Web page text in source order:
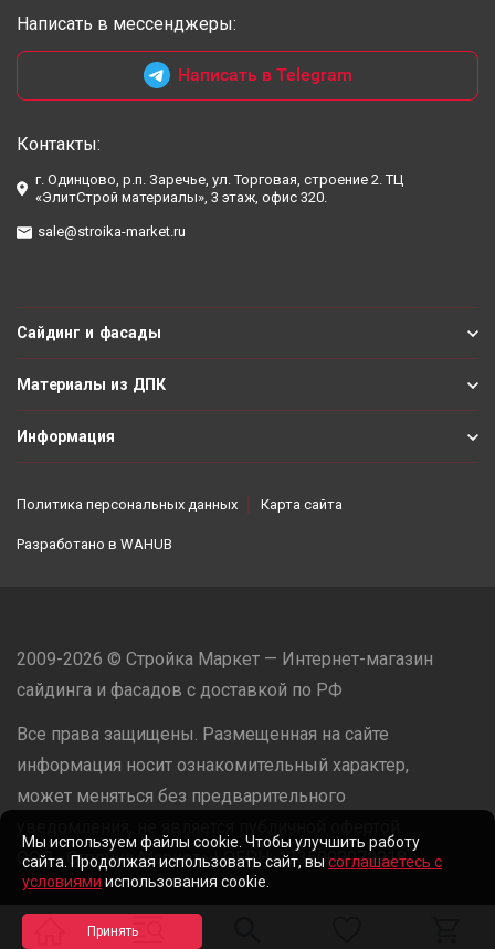
Написать в мессенджеры:
Написать в Telegram
Контакты:
г. Одинцово, р.п. Заречье, ул. Торговая, строение 2. ТЦ
«ЭлитСтрой материалы», 3 этаж, офис 320.
sale@stroika-market.ru
Сайдинг и фасады
Материалы из ДПК
Информация
Политика персональных данных Карта сайта
Разработано в WAHUB
2009-2026 © Стройка Маркет — Интернет-магазин
сайдинга и фасадов с доставкой по РФ
Все права защищены. Размещенная на сайте
информация носит ознакомительный характер,
может меняться без предварительного
ООО «Стройка Маркет» | ОГРН: 1235000079918
Разработано в
Мы используем файлы cookie. Чтобы улучшить работу
сайта. Продолжая использовать сайт, вы соглашаетесь с
условиями использования cookie.